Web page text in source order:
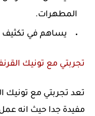
المطهرات.
يساهم في تكثيف
تجربتي مع تونيك
تعد تجربتي مع تونيك
مفيدة جدا حيث انه عمل